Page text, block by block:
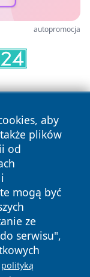
autopromocja
aby
plików
od
mogą być
ze
serwisu",
polityką
prawa
Polityka
Cookies